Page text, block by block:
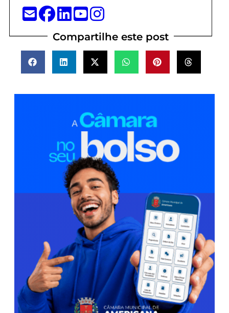
Compartilhe este post